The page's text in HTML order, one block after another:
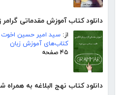
دانلود کتاب آموزش مقدماتی گرامر
از: سید امیر حسین اخوت
کتاب‌های آموزش زبان
۴۵ صفحه
دانلود کتاب نهج البلاغه به همراه